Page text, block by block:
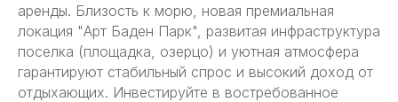
аренды. Близость к морю, новая премиальная
локация "Арт Баден Парк", развитая инфраструктура
поселка (площадка, озерцо) и уютная атмосфера
гарантируют стабильный спрос и высокий доход от
отдыхающих. Инвестируйте в востребованное